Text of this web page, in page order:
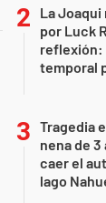
La
por Luck
reflexión:
temporal
Tragedia
nena de
caer el
lago